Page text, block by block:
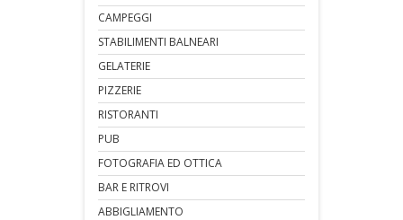
CAMPEGGI
STABILIMENTI BALNEARI
GELATERIE
PIZZERIE
RISTORANTI
PUB
FOTOGRAFIA ED OTTICA
BAR E RITROVI
ABBIGLIAMENTO